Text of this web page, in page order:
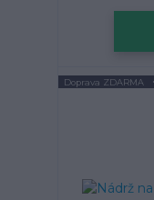
Doprava ZDARMA